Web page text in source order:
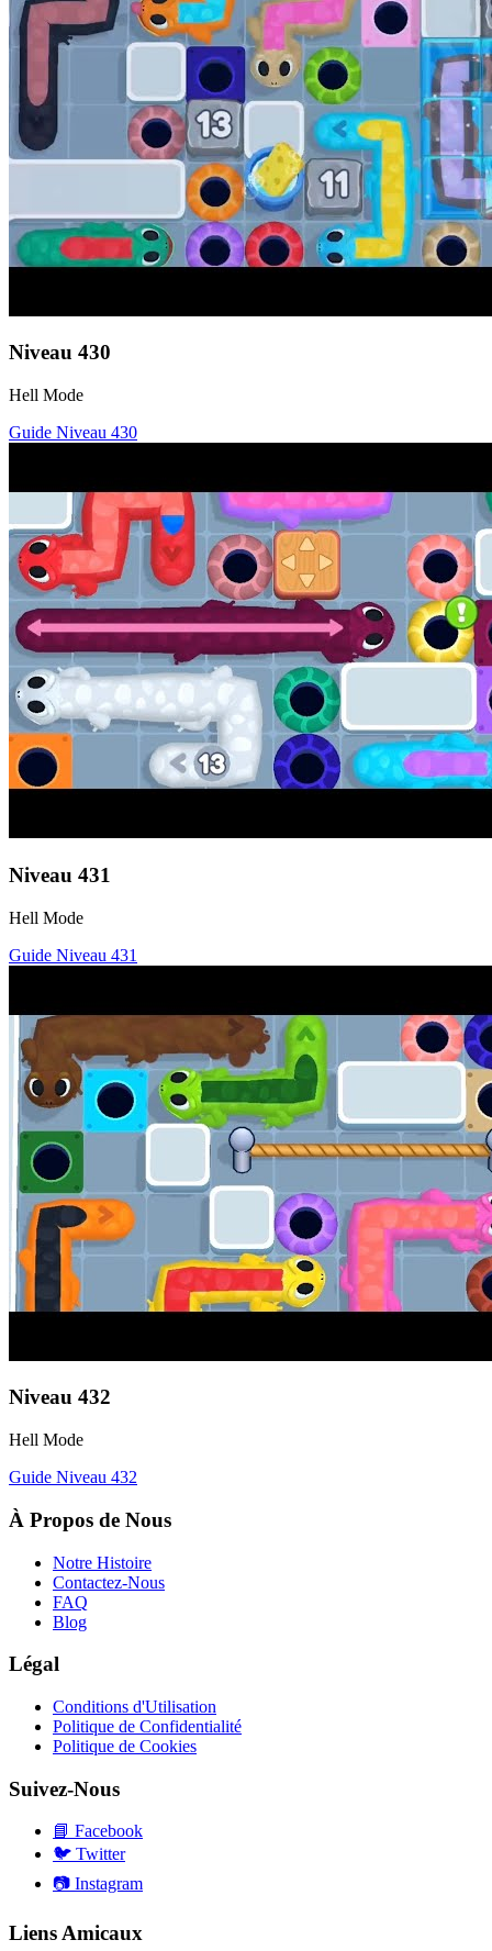
Niveau 430
Hell Mode
Guide Niveau 430
Niveau 431
Hell Mode
Guide Niveau 431
Niveau 432
Hell Mode
Guide Niveau 432
À Propos de Nous
Notre Histoire
Contactez-Nous
FAQ
Blog
Légal
Conditions d'Utilisation
Politique de Confidentialité
Politique de Cookies
Suivez-Nous
📘 Facebook
🐦 Twitter
📷 Instagram
Liens Amicaux